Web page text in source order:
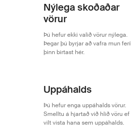
Nýlega skoðaðar
vörur
Þú hefur ekki valið vörur nýlega.
Þegar þú byrjar að vafra mun
þinn birtast hér.
Uppáhalds
Þú hefur enga uppáhalds vörur.
Smelltu á hjartað við hlið vöru ef
vilt vista hana sem uppáhalds.